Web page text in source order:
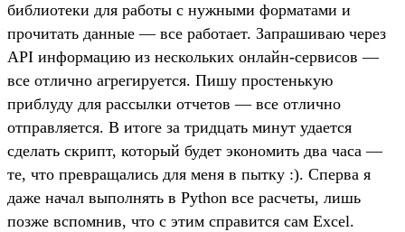
библиотеки для работы с нужными форматами и
прочитать данные — все работает. Запрашиваю через
API информацию из нескольких онлайн-сервисов —
все отлично агрегируется. Пишу простенькую
приблуду для рассылки отчетов — все отлично
отправляется. В итоге за тридцать минут удается
сделать скрипт, который будет экономить два часа —
те, что превращались для меня в пытку :). Сперва я
даже начал выполнять в Python все расчеты, лишь
позже вспомнив, что с этим справится сам Excel.